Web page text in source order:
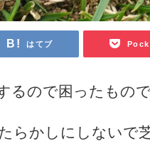
はてブ
るので困ったもの
らかしにしないで